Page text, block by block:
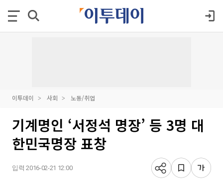
이투데이 사회 노동/취업
기계명인 ‘서정석 명장’ 등 3명 대
한민국명장 표창
입력 2016-02-21 12:00